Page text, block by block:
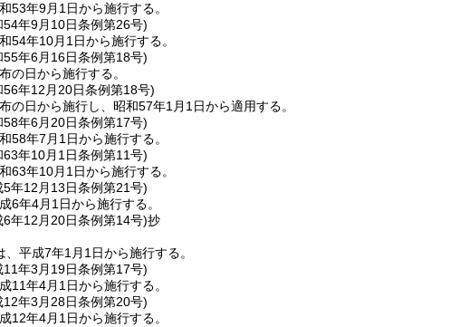
53年9月1日から施行する。
54年9月10日条例第26号)
54年10月1日から施行する。
55年6月16日条例第18号)
の日から施行する。
56年12月20日条例第18号)
の日から施行し、昭和57年1月1日から適用する。
58年6月20日条例第17号)
58年7月1日から施行する。
63年10月1日条例第11号)
63年10月1日から施行する。
5年12月13日条例第21号)
6年4月1日から施行する。
6年12月20日条例第14号)抄
、平成7年1月1日から施行する。
11年3月19日条例第17号)
11年4月1日から施行する。
12年3月28日条例第20号)
12年4月1日から施行する。